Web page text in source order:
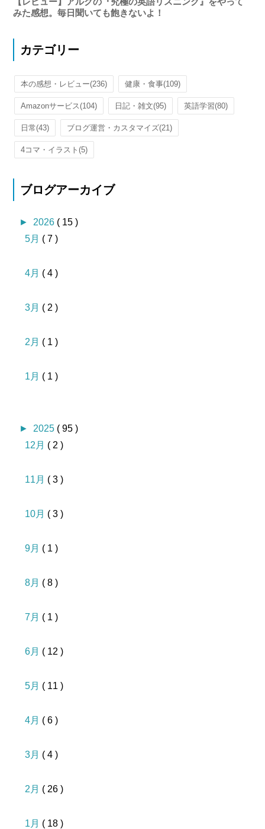
みた感想。毎日聞いても飽きないよ！
カテゴリー
本の感想・レビュー(236) 健康・食事(109)
Amazonサービス(104) 日記・雑文(95) 英語学習(80)
日常(43) ブログ運営・カスタマイズ(21)
4コマ・イラスト(5)
ブログアーカイブ
► 2026 ( 15 )
5月 ( 7 )
4月 ( 4 )
3月 ( 2 )
2月 ( 1 )
1月 ( 1 )
► 2025 ( 95 )
12月 ( 2 )
11月 ( 3 )
10月 ( 3 )
9月 ( 1 )
8月 ( 8 )
7月 ( 1 )
6月 ( 12 )
5月 ( 11 )
4月 ( 6 )
3月 ( 4 )
2月 ( 26 )
1月 ( 18 )